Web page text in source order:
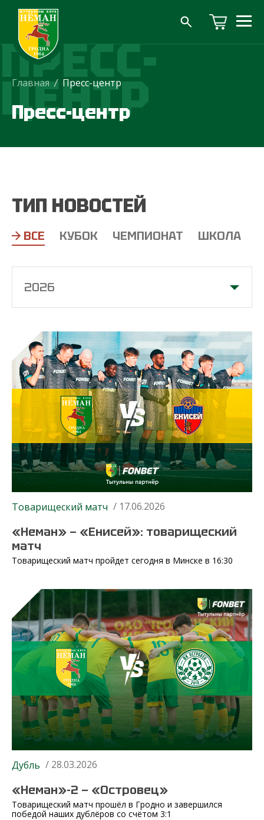
ПРЕСС-
ЦЕНТР
Главная / Пресс-центр
Пресс-центр
2026
ТИП НОВОСТЕЙ
ВСЕ КУБОК ЧЕМПИОНАТ ШКОЛА
Товарищеский матч / 17.06.2026
«Неман» — «Енисей»: товарищеский
матч
Товарищеский матч пройдет сегодня в Минске в 16:30
Дубль / 28.03.2026
«Неман»-2 — «Островец»
Товарищеский матч прошёл в Гродно и завершился
победой наших дублёров со счётом 3:1